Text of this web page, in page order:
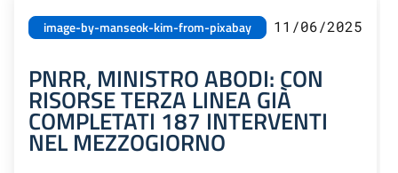
image-by-manseok-kim-from-pixabay 11/06/2025
PNRR, MINISTRO ABODI: CON
RISORSE TERZA LINEA GIÀ
COMPLETATI 187 INTERVENTI
NEL MEZZOGIORNO